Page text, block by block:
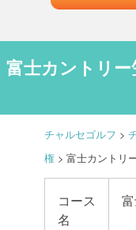
富士カントリ
チャルセゴルフ >
権 > 富士カントリ
コース
名